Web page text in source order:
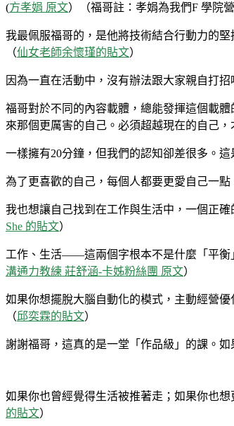
(方孝娟 原文）（福哥註：孝娟為我們F 學院營
我最佩服福哥的，是他將技術結合行動力的
（仙女老師余懷瑾的貼文）
因為一直在活動中，沒有辦法跟大家親自打
福哥對於不同的內容載體，總能發揮這個載
來那個更厲害的自己。必須超越現在的自己
一樣擁有20分鐘，但我們的認知卻差很多。
為了更喜歡的自己，每個人都要更愛自己一
我也想讓自己找到在工作與生活中，一個正
She 的貼文）
工作、生活——這兩個字根本不是什麼「平衡
溝通力教練 莊舒涵-卡姊粉絲團 原文）
如果你想擺脫大腦自動化的模式，主動經營
（ 邱奕霖的貼文）
謝謝福哥，這真的是一堂「作品級」的課。
如果你也曾經覺得生活被推著走；如果你也
的貼文）